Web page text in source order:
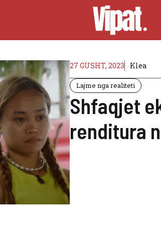
27 GUSHT, 2023 Klea
Lajme nga realiteti
Shfaqjet
renditura